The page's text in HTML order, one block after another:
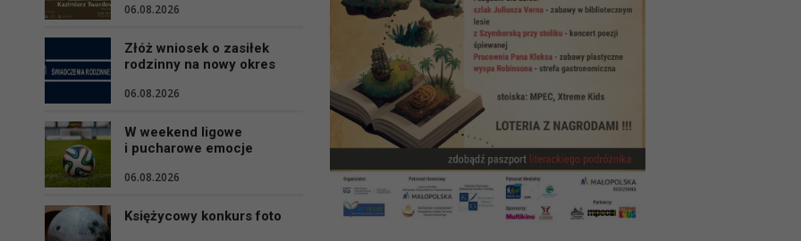
06.08.2026
Złóż wniosek o zasiłek
rodzinny na nowy okres
06.08.2026
W weekend ligowe
i pucharowe emocje
06.08.2026
Księżycowy konkurs foto